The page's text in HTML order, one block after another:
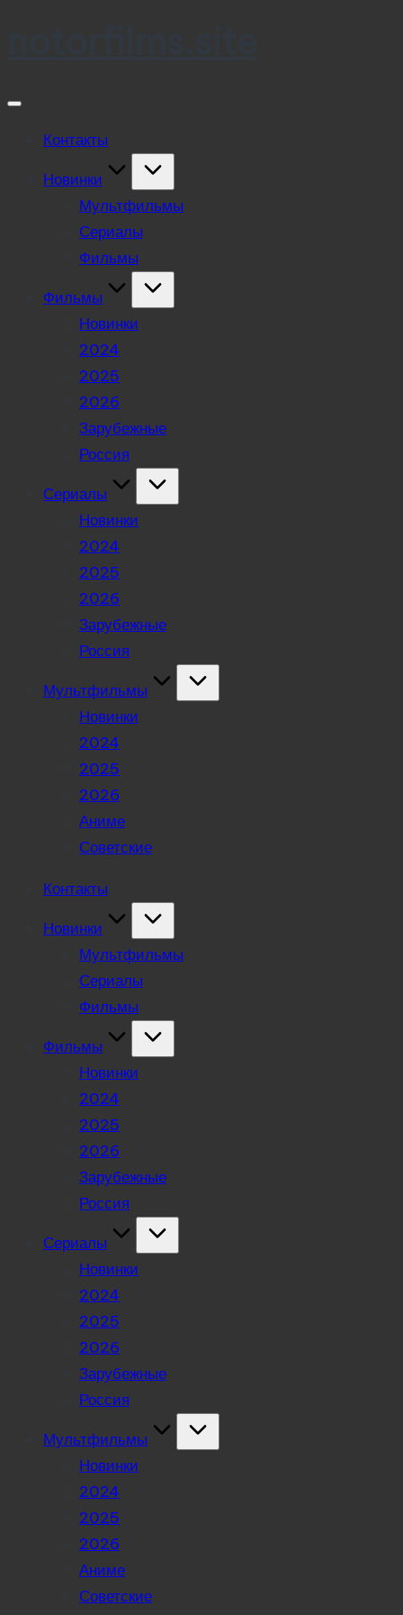
Контакты
Новинки
Мультфильмы
Сериалы
Фильмы
Фильмы
Новинки
2024
2025
2026
Зарубежные
Россия
Сериалы
Новинки
2024
2025
2026
Зарубежные
Россия
Мультфильмы
Новинки
2024
2025
2026
Аниме
Советские
Контакты
Новинки
Мультфильмы
Сериалы
Фильмы
Фильмы
Новинки
2024
2025
2026
Зарубежные
Россия
Сериалы
Новинки
2024
2025
2026
Зарубежные
Россия
Мультфильмы
Новинки
2024
2025
2026
Аниме
Советские